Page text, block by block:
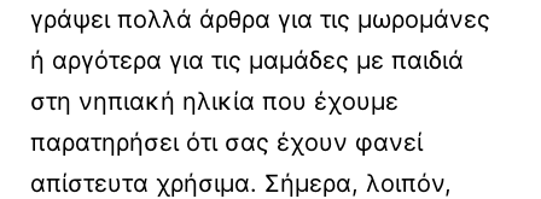
γράψει πολλά άρθρα για τις μωρομάνες
ή αργότερα για τις μαμάδες με παιδιά
στη νηπιακή ηλικία που έχουμε
παρατηρήσει ότι σας έχουν φανεί
απίστευτα χρήσιμα. Σήμερα, λοιπόν,